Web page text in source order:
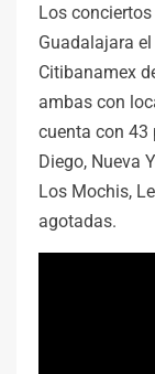
Los
Guadalajara
Citibanamex
ambas con
cuenta con 43
Diego, Nueva
Los Mochis,
agotadas.